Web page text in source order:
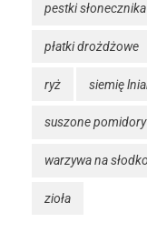
pestki słonecznika
płatki drożdżowe
ryż siemię
suszone pomidory
warzywa na słodko
zioła